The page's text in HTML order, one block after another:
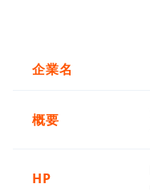
企業名
概要
HP